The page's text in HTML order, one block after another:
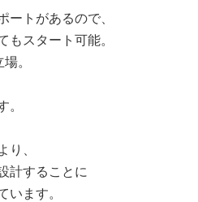
ートがあるので、
もスタート可能。
。
。
り、
計することに
います。